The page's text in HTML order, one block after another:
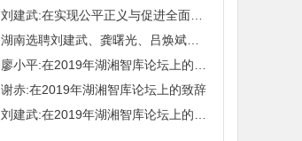
刘建武:在实现公平正义与促进全面发展中稳步前进
湖南选聘刘建武、龚曙光、吕焕斌等11名参事
谢赤:在2019年湖湘智库论坛上的致辞